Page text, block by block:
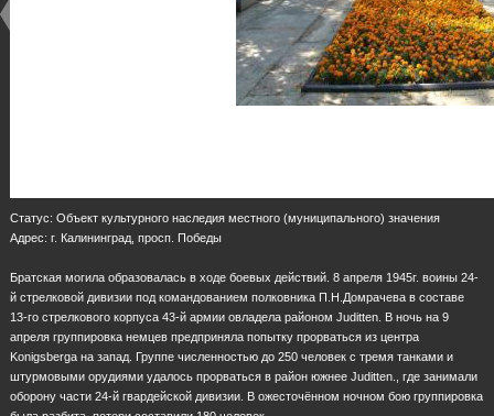
Статус: Объект культурного наследия местного (муниципального) значения
Адрес: г. Калининград, просп. Победы
Братская могила образовалась в ходе боевых действий. 8 апреля 1945г. воины 24-
й стрелковой дивизии под командованием полковника П.Н.Домрачева в составе
13-го стрелкового корпуса 43-й армии овладела районом Juditten. В ночь на 9
апреля группировка немцев предприняла попытку прорваться из центра
Konigsbergа на запад. Группе численностью до 250 человек с тремя танками и
штурмовыми орудиями удалось прорваться в район южнее Juditten., где занимали
оборону части 24-й гвардейской дивизии. В ожесточённом ночном бою группировка